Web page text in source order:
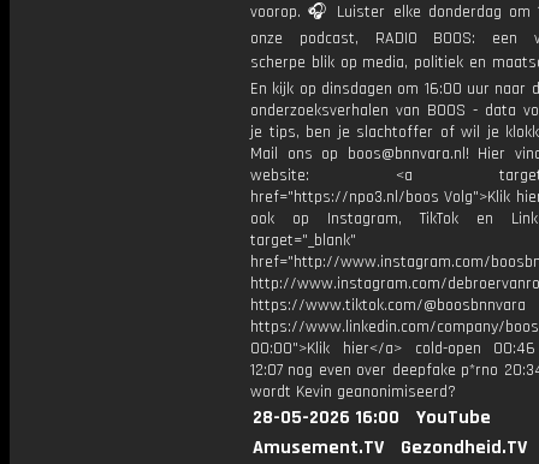
voorop. 🎧 Luister elke donderdag om
onze podcast, RADIO BOOS: een
scherpe blik op media, politiek en
En kijk op dinsdagen om 16:00 uur naar
onderzoeksverhalen van BOOS - data
je tips, ben je slachtoffer of wil je
Mail ons op boos@bnnvara.nl! Hier
website: <a
href="https://npo3.nl/boos Volg">Klik
ook op Instagram, TikTok en
target="_blank"
href="http://www.instagram.com/
http://www.instagram.com/
https://www.tiktok.com/@boosbnnvara
https://www.linkedin.com/company/
00:00">Klik hier</a> cold-open
12:07 nog even over deepfake p*rno
wordt Kevin geanonimiseerd?
28-05-2026 16:00
YouTube
Amusement.TV
Gezondheid.TV